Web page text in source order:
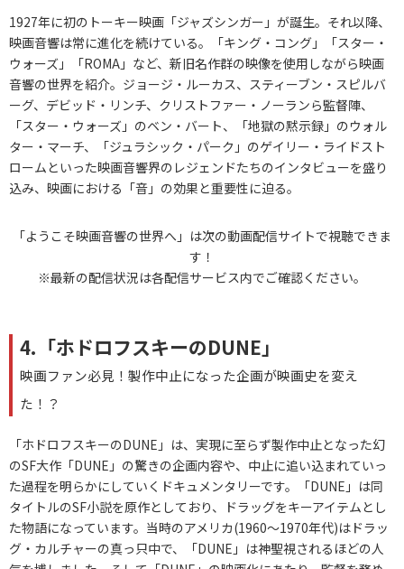
1927年に初のトーキー映画「ジャズシンガー」が誕生。それ以降、
映画音響は常に進化を続けている。「キング・コング」「スター・
ウォーズ」「ROMA」など、新旧名作群の映像を使用しながら映画
音響の世界を紹介。ジョージ・ルーカス、スティーブン・スピルバ
ーグ、デビッド・リンチ、クリストファー・ノーランら監督陣、
「スター・ウォーズ」のベン・バート、「地獄の黙示録」のウォル
ター・マーチ、「ジュラシック・パーク」のゲイリー・ライドスト
ロームといった映画音響界のレジェンドたちのインタビューを盛り
込み、映画における「音」の効果と重要性に迫る。
「ようこそ映画音響の世界へ」は次の動画配信サイトで視聴できま
す！
※最新の配信状況は各配信サービス内でご確認ください。
4.「ホドロフスキーのDUNE」
映画ファン必見！製作中止になった企画が映画史を変え
た！？
「ホドロフスキーのDUNE」は、実現に至らず製作中止となった幻
のSF大作「DUNE」の驚きの企画内容や、中止に追い込まれていっ
た過程を明らかにしていくドキュメンタリーです。「DUNE」は同
タイトルのSF小説を原作としており、ドラッグをキーアイテムとし
た物語になっています。当時のアメリカ(1960～1970年代)はドラッ
グ・カルチャーの真っ只中で、「DUNE」は神聖視されるほどの人